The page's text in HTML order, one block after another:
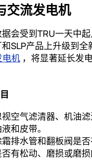
交流发电机
会受到TRU一天中起
SLP产品上升级到全
电机 ，将显著延长发
空气滤清器、机油
和皮带。
排水管和翻板阀是否
有松动、磨损或磨损